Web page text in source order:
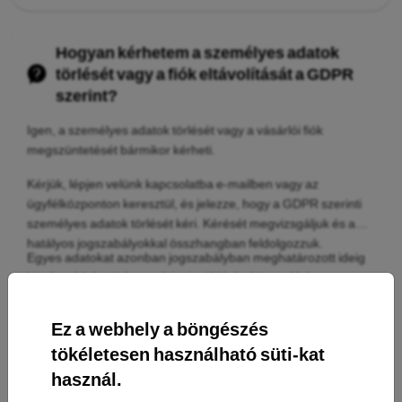
Ez a webhely a böngészés
tökéletesen használható süti-kat
használ.
Hogyan kérhetem a személyes adatok
törlését vagy a fiók eltávolítását a GDPR
szerint?
Igen, a személyes adatok törlését vagy a vásárlói fiók
megszüntetését bármikor kérheti.
Kérjük, lépjen velünk kapcsolatba e-mailben vagy az
ügyfélközponton keresztül, és jelezze, hogy a GDPR szerinti
személyes adatok törlését kéri. Kérését megvizsgáljuk és a
hatályos jogszabályokkal összhangban feldolgozzuk.
Egyes adatokat azonban jogszabályban meghatározott ideig
kötelesek lehetünk megőrizni, például a könyveléshez,
Több Információ